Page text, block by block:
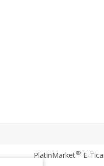
PlatinMarket® E-